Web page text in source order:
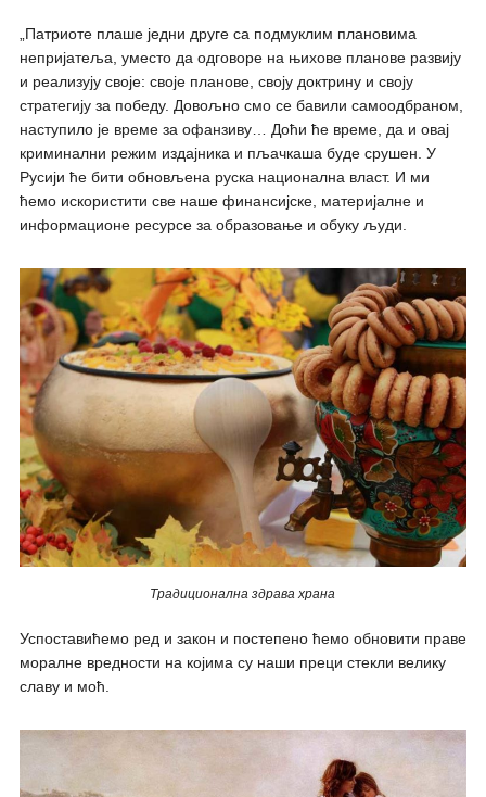
„Патриоте плашe једни друге са подмуклим плановима
непријатеља, уместо да одговорe на њихове планове развију
и реализују своје: своје планове, своју доктрину и своју
стратегију за победу. Довољно смо се бавили самоодбраном,
наступило је време за офанзиву… Доћи ће време, да и овај
криминални режим издајника и пљачкаша буде срушен. У
Русији ће бити обновљена рускa националнa власт. И ми
ћемо искористити све наше финансијске, материјалне и
информационe ресурсe за образовање и обуку људи.
Традиционална здрава храна
Успоставићемо ред и закон и постепено ћемо обновити праве
моралне вредности на којима су наши преци стекли велику
славу и моћ.